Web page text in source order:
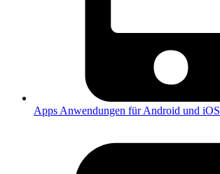
Apps Anwendungen für Android und iOS